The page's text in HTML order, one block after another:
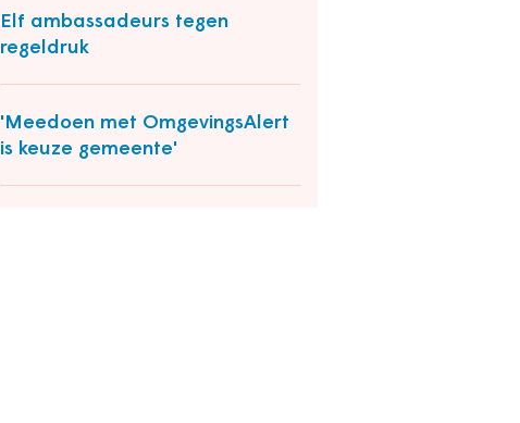
Elf ambassadeurs tegen
regeldruk
'Meedoen met OmgevingsAlert
is keuze gemeente'